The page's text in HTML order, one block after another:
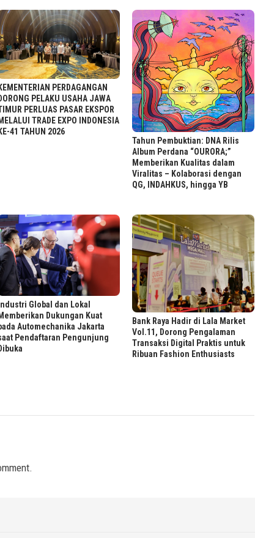
KEMENTERIAN PERDAGANGAN
DORONG PELAKU USAHA JAWA
PERLUAS PASAR EKSPOR
MELALUI TRADE EXPO INDONESIA
KE-41 TAHUN 2026
Tahun Pembuktian: DNA Rilis
Album Perdana “OURORA;”
Memberikan Kualitas dalam
Viralitas – Kolaborasi dengan
QG, INDAHKUS, hingga YB
Industri Global dan Lokal
Memberikan Dukungan Kuat
Automechanika Jakarta
Pendaftaran Pengunjung
Dibuka
Bank Raya Hadir di Lala Market
Vol.11, Dorong Pengalaman
Transaksi Digital Praktis untuk
Ribuan Fashion Enthusiasts